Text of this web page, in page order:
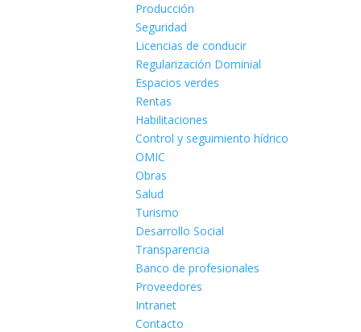
Producción
Seguridad
Licencias de conducir
Regularización Dominial
Espacios verdes
Rentas
Habilitaciones
Control y seguimiento hídrico
OMIC
Obras
Salud
Turismo
Desarrollo Social
Transparencia
Banco de profesionales
Proveedores
Intranet
Contacto